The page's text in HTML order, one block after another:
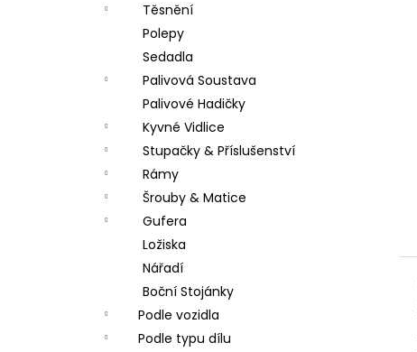
Těsnění
Polepy
Sedadla
Palivová Soustava
Palivové Hadičky
Kyvné Vidlice
Stupačky & Příslušenství
Rámy
Šrouby & Matice
Gufera
Ložiska
Nářadí
Boční Stojánky
Podle vozidla
Podle typu dílu